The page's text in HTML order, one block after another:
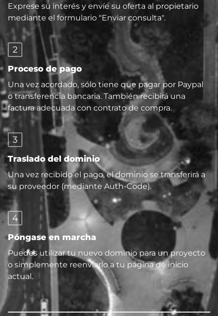
Exprese su interés y envíe su oferta al propietario
mediante el formulario "Enviar consulta".
2
Proceso de pago
Una vez acordado, sólo tiene que pagar por Paypal
o transferencia bancaria. También recibirá una
factura adecuada con contrato de compra.
3
Traslado del dominio
Una vez recibido el pago, el dominio se transferirá a
su proveedor (mediante Auth-Code).
4
Póngase en marcha
Puedes utilizar tu nuevo dominio para un proyecto
o simplemente reenviarlo a tu página de inicio
actual.